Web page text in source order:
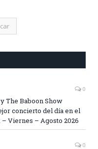
0
The Baboon Show
concierto del día en el
Viernes – Agosto 2026
0